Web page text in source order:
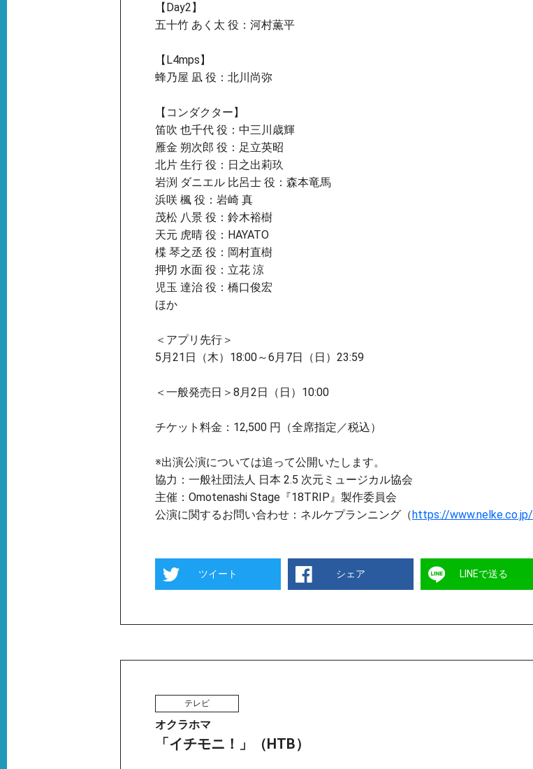
【Day2】
五十竹 あく太 役：河村薫平
【L4mps】
蜂乃屋 凪 役：北川尚弥
【コンダクター】
笛吹 也千代 役：中三川歳輝
雁金 朔次郎 役：足立英昭
北片 生行 役：日之出莉玖
岩渕 ダニエル 比呂士 役：森本竜馬
浜咲 楓 役：岩崎 真
茂松 八景 役：鈴木裕樹
天元 虎晴 役：HAYATO
楪 琴之丞 役：岡村直樹
押切 水面 役：立花 涼
児玉 達治 役：橋口俊宏
ほか
＜アプリ先行＞
5月21日（木）18:00～6月7日（日）23:59
＜一般発売日＞8月2日（日）10:00
チケット料金：12,500 円（全席指定／税込）
※出演公演については追って公開いたします。
協力：一般社団法人 日本 2.5 次元ミュージカル協会
主催：Omotenashi Stage『18TRIP』製作委員会
公演に関するお問い合わせ：ネルケプランニング（https://www.nelke.co.jp/
ツイート シェア LINEで送る
テレビ
オクラホマ
「イチモニ！」（HTB）